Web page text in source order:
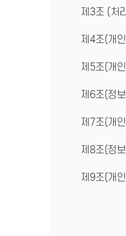
제3조 (처
제4조(개
제5조(개
제6조(정
제7조(개
제8조(정
제9조(개